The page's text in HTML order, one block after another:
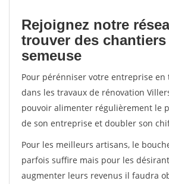
Rejoignez notre
trouver des
semeuse
Pour pérénniser votre entreprise
dans les travaux de rénovation
pouvoir alimenter régulièrement le
de son entreprise et doubler son
Pour les meilleurs artisans, le
parfois suffire mais pour les
augmenter leurs revenus il faudra